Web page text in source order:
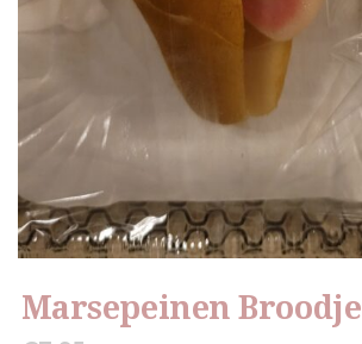
Marsepeinen Broodje